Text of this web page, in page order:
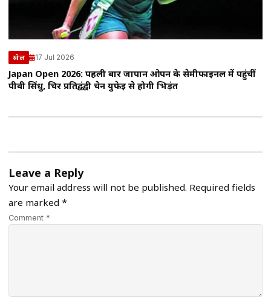
खेल 17 Jul 2026
Japan Open 2026: पहली बार जापान ओपन के सेमीफाइनल में पहुंचीं
पीवी सिंधु, चिर प्रतिद्वंद्वी चेन युफेई से होगी भिड़ंत
Leave a Reply
Your email address will not be published. Required fields
are marked *
Comment *